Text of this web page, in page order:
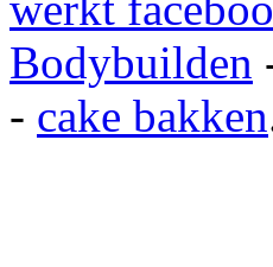
Bodybuilden
- cake bakken